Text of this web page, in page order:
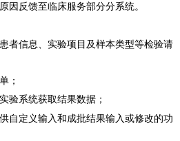
因反馈至临床服务部分分系统。
者信息、实验项目及样本类型等检验请
；
验系统获取结果数据；
自定义输入和成批结果输入或修改的功